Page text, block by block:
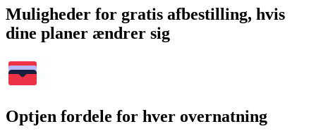
Muligheder for gratis afbestilling, hvis
dine planer ændrer sig
Optjen fordele for hver overnatning